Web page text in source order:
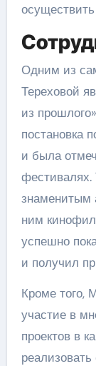
Одним из
Тереховой
из
постановка
и была
фестивалях.
знаменитым
ним
успешно
и получил
Кроме того,
участие в
проектов в